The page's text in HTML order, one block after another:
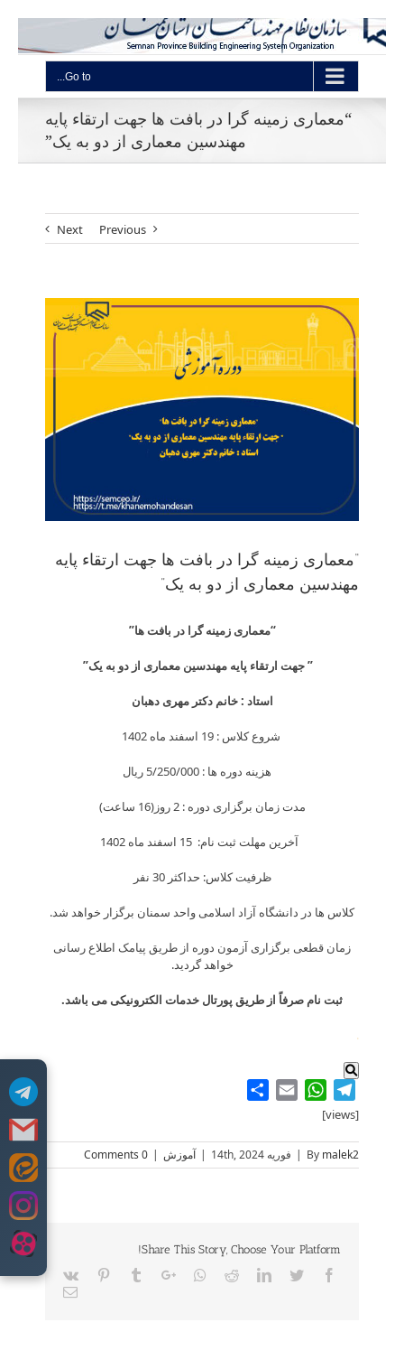
Skip
Go to...
“معماری زمینه گرا در بافت ها جهت ارتقاء پایه
مهندسین معماری از دو به یک”
Previous
Next
View
Larger
Image
“معماری زمینه گرا در بافت ها جهت ارتقاء پایه
مهندسین معماری از دو به یک”
“معماری زمینه گرا در بافت ها”
” جهت ارتقاء پایه مهندسین معماری از دو به یک”
استاد : خانم دکتر مهری دهبان
شروع کلاس : 19 اسفند ماه 1402
هزینه دوره ها : 5/250/000 ريال
مدت زمان برگزاری دوره : 2 روز(16 ساعت)
آخرین مهلت ثبت نام: 15 اسفند ماه 1402
ظرفیت کلاس: حداکثر 30 نفر
کلاس ها در دانشگاه آزاد اسلامی واحد سمنان برگزار خواهد شد.
زمان قطعی برگزاری آزمون دوره از طریق پیامک اطلاع رسانی
خواهد گردید.
ثبت نام صرفاً از طریق پورتال خدمات الکترونیکی می باشد.
.
Telegram
WhatsApp
Email
[views]
By malek2
| فوریه 14th, 2024 | آموزش |
0 Comments
Share This Story, Choose Your Platform!
Facebook
Twitter
LinkedIn
Reddit
Whatsapp
Google+
Tumblr
Pinterest
Vk
Email